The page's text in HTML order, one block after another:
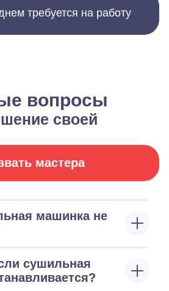
требуется на работу
вопросы
своей
мастера
машинка не
сушильная